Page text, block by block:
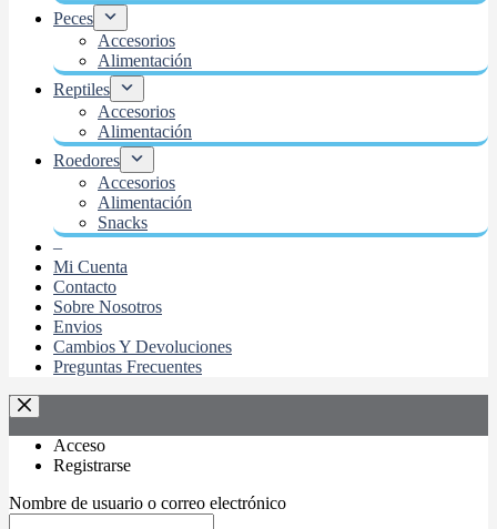
Peces
Accesorios
Alimentación
Reptiles
Accesorios
Alimentación
Roedores
Accesorios
Alimentación
Snacks
–
Mi Cuenta
Contacto
Sobre Nosotros
Envios
Cambios Y Devoluciones
Preguntas Frecuentes
Acceso
Registrarse
Nombre de usuario o correo electrónico